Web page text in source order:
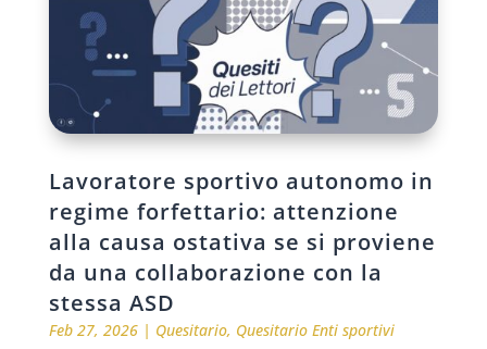
Lavoratore sportivo autonomo in
regime forfettario: attenzione
alla causa ostativa se si proviene
da una collaborazione con la
stessa ASD
Feb 27, 2026| Quesitario, Quesitario Enti sportivi